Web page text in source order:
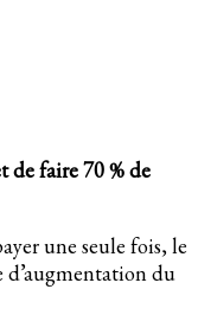
de faire 70 % de
une seule fois, le
du